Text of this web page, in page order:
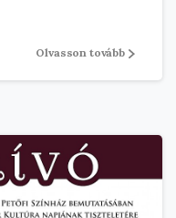
Olvasson tovább